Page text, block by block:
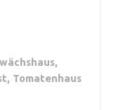
Tomatenhaus